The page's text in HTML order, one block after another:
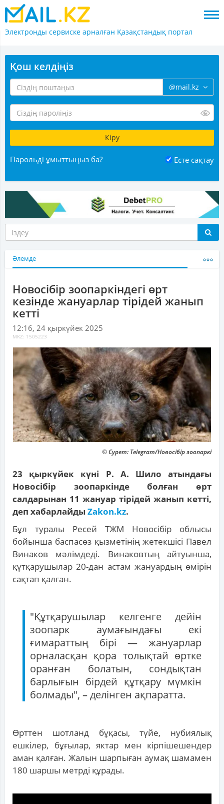
Электронды сервиске арналған Қазақстандық портал
Қош келдіңіз
@mail.kz
Парольді ұмыттыңыз ба? Есте сақтау
Әлемде
Новосібір зоопаркіндегі өрт
кезінде жануарлар тірідей жанып
кетті
12:16, 24 қыркүйек 2025
MKZ: 1505223
© Сурет: Telegram/Новосібір зоопаркі
23 қыркүйек күні Р. А. Шило атындағы
Новосібір зоопаркінде болған өрт
салдарынан 11 жануар тірідей жанып кетті,
деп хабарлайдыZakon.kz.
Бұл туралы Ресей ТЖМ Новосібір облысы
бойынша баспасөз қызметінің жетекшісі Павел
Винаков мәлімдеді. Винаковтың айтуынша,
құтқарушылар 20-дан астам жануардың өмірін
сақтап қалған.
"Құтқарушылар келгенге дейін
зоопарк аумағындағы екі
ғимараттың бірі — жануарлар
орналасқан қора толықтай өртке
оранған болатын, сондықтан
барлығын бірдей құтқару мүмкін
болмады", – делінген ақпаратта.
Өрттен шотланд бұқасы, түйе, нубиялық
ешкілер, бұғылар, яктар мен кірпішешендер
аман қалған. Жалын шарпыған аумақ шамамен
180 шаршы метрді құрады.